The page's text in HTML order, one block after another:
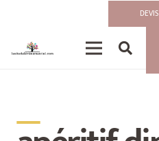
DEVIS
__